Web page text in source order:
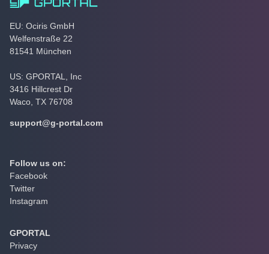
EU: Ociris GmbH
Welfenstraße 22
81541 München
US: GPORTAL, Inc
3416 Hillcrest Dr
Waco, TX 76708
support@g-portal.com
Follow us on:
Facebook
Twitter
Instagram
GPORTAL
Privacy